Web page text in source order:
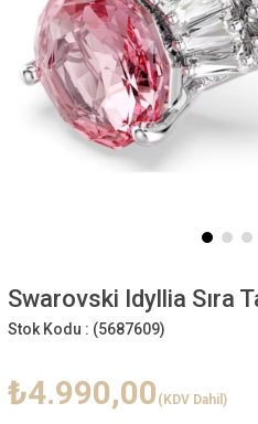
Swarovski Idyllia Sıra
Stok Kodu : (5687609)
₺4.990,00 (KDV Dahil)